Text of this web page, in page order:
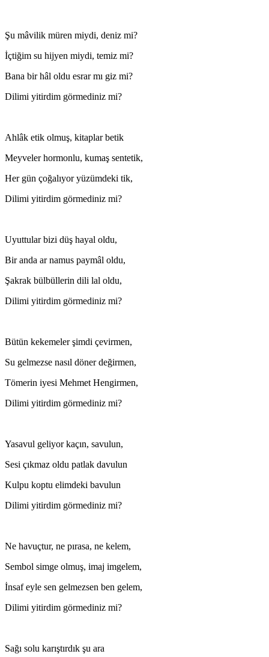
Şu mâvilik müren miydi, deniz mi?
İçtiğim su hijyen miydi, temiz mi?
Bana bir hâl oldu esrar mı giz mi?
Dilimi yitirdim görmediniz mi?
Ahlâk etik olmuş, kitaplar betik
Meyveler hormonlu, kumaş sentetik,
Her gün çoğalıyor yüzümdeki tik,
Dilimi yitirdim görmediniz mi?
Uyuttular bizi düş hayal oldu,
Bir anda ar namus paymâl oldu,
Şakrak bülbüllerin dili lal oldu,
Dilimi yitirdim görmediniz mi?
Bütün kekemeler şimdi çevirmen,
Su gelmezse nasıl döner değirmen,
Tömerin iyesi Mehmet Hengirmen,
Dilimi yitirdim görmediniz mi?
Yasavul geliyor kaçın, savulun,
Sesi çıkmaz oldu patlak davulun
Kulpu koptu elimdeki bavulun
Dilimi yitirdim görmediniz mi?
Ne havuçtur, ne pırasa, ne kelem,
Sembol simge olmuş, imaj imgelem,
İnsaf eyle sen gelmezsen ben gelem,
Dilimi yitirdim görmediniz mi?
Sağı solu karıştırdık şu ara